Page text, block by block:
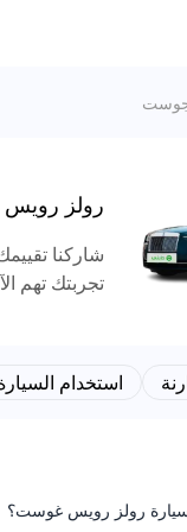
رولز
شاركنا
تجربتك تهم
استخدام
سيارة رولز رويس غوست؟